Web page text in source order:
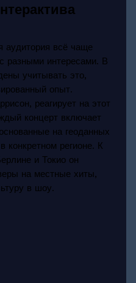
аудитория всё чаще
разными интересами. В
учитывать это,
опыт.
реагирует на этот
концерт включает
на геоданных
конкретном регионе. К
и Токио он
на местные хиты,
в шоу.